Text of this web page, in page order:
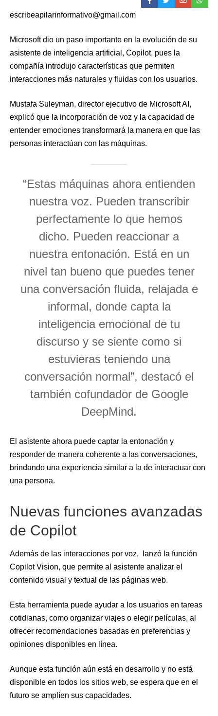
escribeapilarinformativo@gmail.com
Microsoft dio un paso importante en la evolución de su
asistente de inteligencia artificial, Copilot, pues la
compañía introdujo características que permiten
interacciones más naturales y fluidas con los usuarios.
Mustafa Suleyman, director ejecutivo de Microsoft AI,
explicó que la incorporación de voz y la capacidad de
entender emociones transformará la manera en que las
personas interactúan con las máquinas.
“Estas máquinas ahora entienden
nuestra voz. Pueden transcribir
perfectamente lo que hemos
dicho. Pueden reaccionar a
nuestra entonación. Está en un
nivel tan bueno que puedes tener
una conversación fluida, relajada e
informal, donde capta la
inteligencia emocional de tu
discurso y se siente como si
estuvieras teniendo una
conversación normal”, destacó el
también cofundador de Google
DeepMind.
El asistente ahora puede captar la entonación y
responder de manera coherente a las conversaciones,
brindando una experiencia similar a la de interactuar con
una persona.
Nuevas funciones avanzadas
de Copilot
Además de las interacciones por voz, lanzó la función
Copilot Vision, que permite al asistente analizar el
contenido visual y textual de las páginas web.
Esta herramienta puede ayudar a los usuarios en tareas
cotidianas, como organizar viajes o elegir películas, al
ofrecer recomendaciones basadas en preferencias y
opiniones disponibles en línea.
Aunque esta función aún está en desarrollo y no está
disponible en todos los sitios web, se espera que en el
futuro se amplíen sus capacidades.